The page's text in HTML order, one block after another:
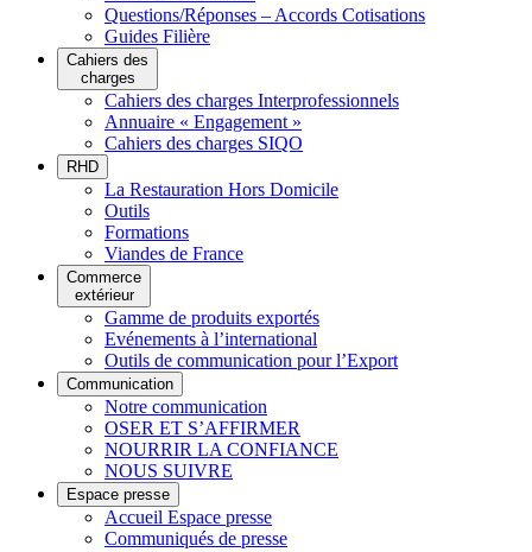
Questions/Réponses – Accords Cotisations
Guides Filière
Cahiers des
charges
Cahiers des charges Interprofessionnels
Annuaire « Engagement »
Cahiers des charges SIQO
RHD
La Restauration Hors Domicile
Outils
Formations
Viandes de France
Commerce
extérieur
Gamme de produits exportés
Evénements à l’international
Outils de communication pour l’Export
Communication
Notre communication
OSER ET S’AFFIRMER
NOURRIR LA CONFIANCE
NOUS SUIVRE
Espace presse
Accueil Espace presse
Communiqués de presse